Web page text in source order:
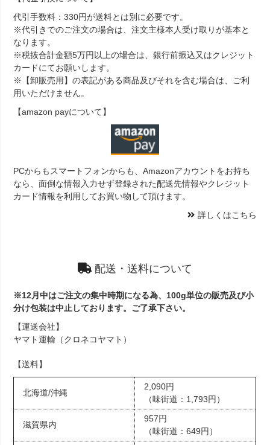
代引手数料：330円が送料とは別に必要です。
※代引きでのご注文の場合は、注文主様本人受け取りが基本と
なります。
※税抜合計金額5万円以上の場合は、銀行前振込又はクレジット
カードにてお願いします。
※【卸販売用】の表記がある商品及びそれを含む場合は、ご利
用いただけません。
【amazon payについて】
PCからもスマートフォンからも、Amazonアカウントをお持ち
なら、面倒な情報入力せず登録された配送先情報やクレジット
カード情報を利用してお買い物して頂けます。
詳しくはこちら
配送・送料について
※12月中はご注文の集中時期になる為、100g単位の販売及び小
分け包装は中止しております。ご了承下さい。
【運送会社】
ヤマト運輸（クロネコヤマト）
【送料】
北海道/沖縄
2,090円
（味街道：1,793円）
滋賀県内
957円
（味街道：649円）